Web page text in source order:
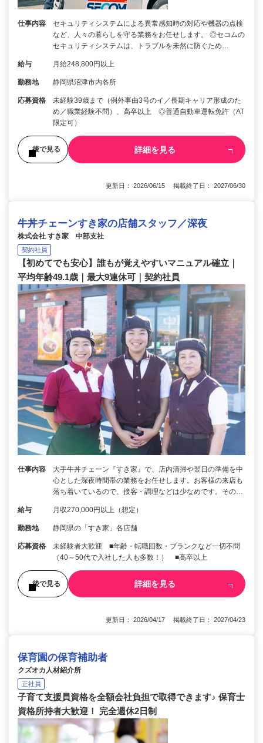
仕事内容
セキュリティシステムによる異常感知時の対応や機器の点検
など、人々の暮らしを守る業務をお任せします。 ◎セコムの
セキュリティシステムは、トラブルを未然に防ぐため…
給与 月給248,800円以上
勤務地 静岡県沼津市内各所
応募資格
未経験39歳まで（例外事由3号のイ／長期キャリア形成のた
め／職業経験不問）、高卒以上 ◎普通自動車運転免許（AT
限定可）
後で見る 詳細を見る
更新日： 2026/06/15 掲載終了日： 2027/06/30
牛丼チェーンすき家の店舗スタッフ／深夜
株式会社 すき家 中部支社
契約社員
【初めてでも安心】誰もが覚えやすいマニュアル確立｜
平均年齢49.1歳｜最大9連休可｜契約社員
仕事内容
大手牛丼チェーン『すき家』で、店内清掃や翌日の準備を中
心とした深夜時間帯の業務をお任せします。お客様の来店も
落ち着いているので、接客・調理などは少なめです。その…
給与 月収270,000円以上（想定）
勤務地 静岡県の「すき家」各店舗
応募資格
未経験者大歓迎 ■年齢・転職回数・ブランクなど一切不問
（40～50代で入社した人も多数！） ■高卒以上
後で見る 詳細を見る
更新日： 2026/04/17 掲載終了日： 2027/04/23
保育園の保育補助者
クズオカ人材紹介所
正社員
子育て支援員資格を全額会社負担で取得できます♪ 保育士
資格所持者大歓迎！ 完全週休2日制